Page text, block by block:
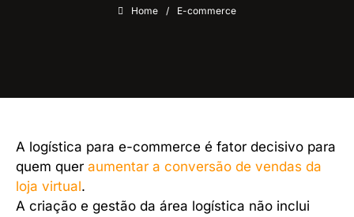
Home / E-commerce
A logística para e-commerce é fator decisivo para
quem quer aumentar a conversão de vendas da
loja virtual.
A criação e gestão da área logística não inclui